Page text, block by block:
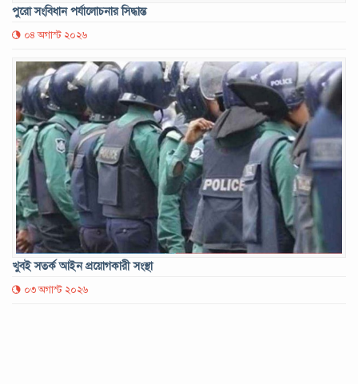
পুরো সংবিধান পর্যালোচনার সিদ্ধান্ত
০৪ অগাস্ট ২০২৬
খুবই সতর্ক আইন প্রয়োগকারী সংস্থা
০৩ অগাস্ট ২০২৬